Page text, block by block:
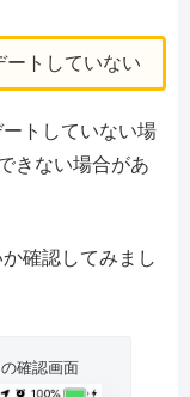
ートしていない
トしていない場
きない場合があ
確認してみまし
確認画面